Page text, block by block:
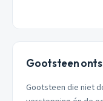
Gootsteen
Gootsteen die niet